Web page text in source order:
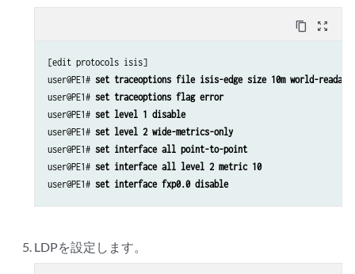
content_copy zoom_out_map
[edit protocols isis]
user@PE1# set traceoptions file isis-edge size 10m world-
user@PE1# set traceoptions flag error
user@PE1# set level 1 disable
user@PE1# set level 2 wide-metrics-only
user@PE1# set interface all point-to-point
user@PE1# set interface all level 2 metric 10
user@PE1# set interface fxp0.0 disable
LDPを設定します。